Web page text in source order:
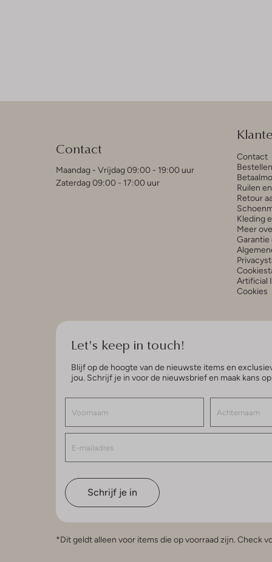
Contact
Maandag - Vrijdag 09:00 - 19:00 uur
Zaterdag 09:00 - 17:00 uur
Contact
Ruilen
Retour
Kleding
Meer
Garantie
Artificial
Cookies
Let's keep in touch!
Blijf op de hoogte van de nieuwste items en
jou. Schrijf je in voor de nieuwsbrief en maak kans
Schrijf je in
*Dit geldt alleen voor items die op voorraad zijn. Check